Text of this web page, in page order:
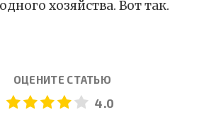
хозяйства. Вот так.
ОЦЕНИТЕ СТАТЬЮ
4.0